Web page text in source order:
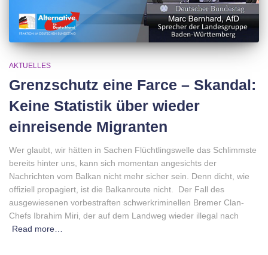
AKTUELLES
Grenzschutz eine Farce – Skandal:
Keine Statistik über wieder
einreisende Migranten
Wer glaubt, wir hätten in Sachen Flüchtlingswelle das Schlimmste
bereits hinter uns, kann sich momentan angesichts der
Nachrichten vom Balkan nicht mehr sicher sein. Denn dicht, wie
offiziell propagiert, ist die Balkanroute nicht. Der Fall des
ausgewiesenen vorbestraften schwerkriminellen Bremer Clan-
Chefs Ibrahim Miri, der auf dem Landweg wieder illegal nach
Read more…